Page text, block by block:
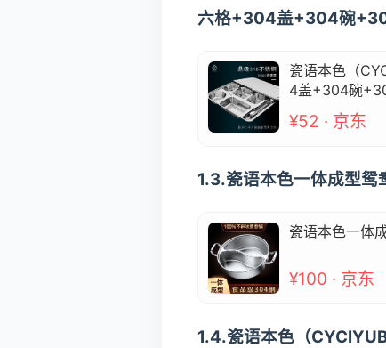
六格+304盖+304碗
瓷语本色（
4盖+304碗
¥52 · 京东
1.3.瓷语本色一体成型
瓷语本色一体
¥100 · 京东
1.4.瓷语本色（